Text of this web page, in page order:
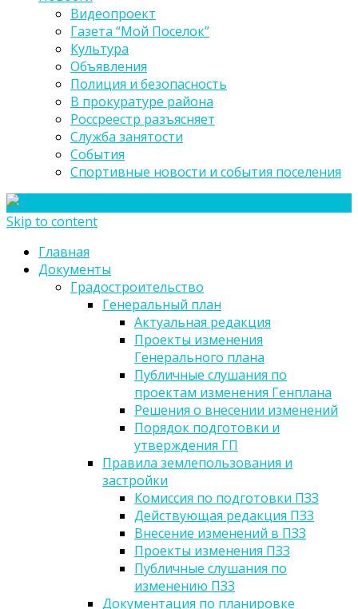
Видеопроект
Газета “Мой Поселок”
Культура
Объявления
Полиция и безопасность
В прокуратуре района
Россреестр разъясняет
Служба занятости
События
Спортивные новости и события поселения
Skip to content
Главная
Документы
Градостроительство
Генеральный план
Актуальная редакция
Проекты изменения
Генерального плана
Публичные слушания по
проектам изменения Генплана
Решения о внесении изменений
Порядок подготовки и
утверждения ГП
Правила землепользования и
застройки
Комиссия по подготовки ПЗЗ
Действующая редакция ПЗЗ
Внесение изменений в ПЗЗ
Проекты изменения ПЗЗ
Публичные слушания по
изменению ПЗЗ
Документация по планировке